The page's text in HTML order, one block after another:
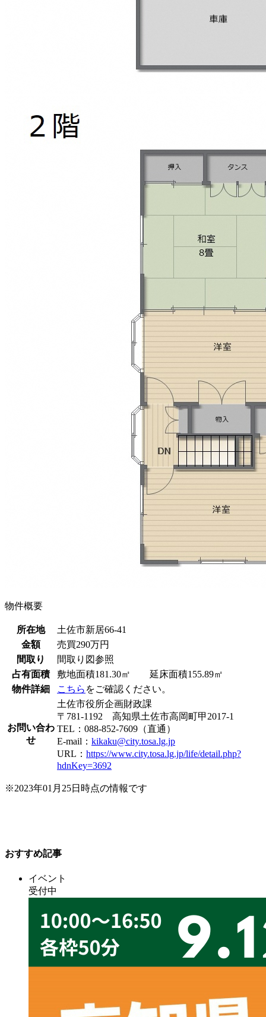
物件概要
所在地
土佐市新居66-41
金額
売買290万円
間取り
間取り図参照
占有面積
敷地面積181.30㎡ 延床面積155.89㎡
物件詳細
こちら をご確認ください。
お問い合わ
せ
土佐市役所企画財政課
〒781-1192 高知県土佐市高岡町甲2017-1
TEL：088-852-7609（直通）
E-mail： kikaku@city.tosa.lg.jp
URL： https://www.city.tosa.lg.jp/life/detail.php?
hdnKey=3692
※2023年01月25日時点の情報です
おすすめ記事
イベント
受付中